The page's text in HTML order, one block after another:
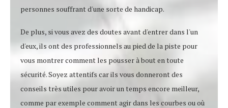
personnes souffrant d'une sorte de handicap.
De plus, si vous avez des doutes avant d'entrer dans l'un
d'eux, ils ont des professionnels au pied de la piste pour
vous montrer comment les pousser à bout en toute
sécurité. Soyez attentifs car ils vous donneront des
conseils très utiles pour avoir un temps encore meilleur,
comme par exemple comment agir dans les courbes ou où